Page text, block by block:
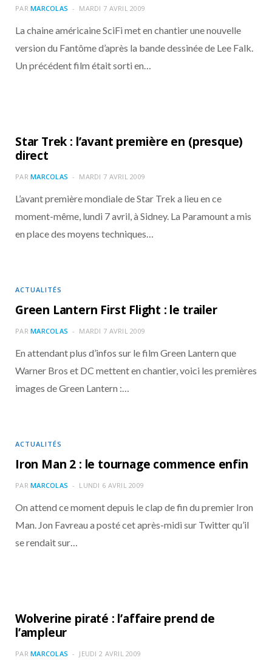
PAR MARCOLAS MARDI 7 AVRIL 2009
La chaine américaine SciFi met en chantier une nouvelle
version du Fantôme d’après la bande dessinée de Lee Falk.
Un précédent film était sorti en…
Star Trek : l’avant première en (presque)
direct
PAR MARCOLAS MARDI 7 AVRIL 2009
L’avant première mondiale de Star Trek a lieu en ce
moment-même, lundi 7 avril, à Sidney. La Paramount a mis
en place des moyens techniques…
ACTUALITÉS
Green Lantern First Flight : le trailer
PAR MARCOLAS MARDI 7 AVRIL 2009
En attendant plus d’infos sur le film Green Lantern que
Warner Bros et DC mettent en chantier, voici les premières
images de Green Lantern :…
ACTUALITÉS
Iron Man 2 : le tournage commence enfin
PAR MARCOLAS LUNDI 6 AVRIL 2009
On attend ce moment depuis le clap de fin du premier Iron
Man. Jon Favreau a posté cet après-midi sur Twitter qu’il
se rendait sur…
Wolverine piraté : l’affaire prend de
l’ampleur
PAR MARCOLAS JEUDI 2 AVRIL 2009